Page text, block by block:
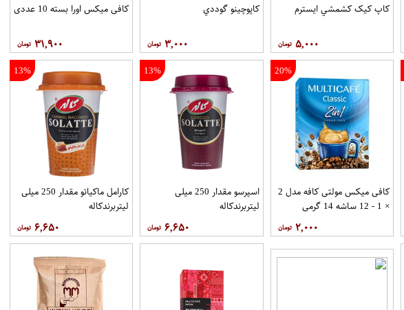
کاپ کيک کشمشي ايسترم
۵,۰۰۰
کاپوچينو گوددي
۳,۰۰۰
کافی میکس اورا بسته 10 عددی
۳۱,۹۰۰
20%
کافی میکس مولتی کافه مدل 2
× 1 - 12 ساشه 14 گرمی
۲,۰۰۰
13%
اسپرسو مقدار 250 میلی
لیتربرندکاله
۶,۶۵۰
13%
کارامل ماکیاتو مقدار 250 میلی
لیتربرندکاله
۶,۶۵۰